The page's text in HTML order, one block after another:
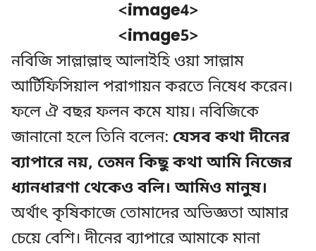
<image4>
<image5>
নবিজি সাল্লাল্লাহু আলাইহি ওয়া সাল্লাম
আর্টিফিসিয়াল পরাগায়ন করতে নিষেধ করেন।
ফলে ঐ বছর ফলন কমে যায়। নবিজিকে
জানানো হলে তিনি বলেন: যেসব কথা দীনের
ব্যাপারে নয়, তেমন কিছু কথা আমি নিজের
ধ্যানধারণা থেকেও বলি। আমিও মানুষ।
অর্থাৎ কৃষিকাজে তোমাদের অভিজ্ঞতা আমার
চেয়ে বেশি। দীনের ব্যাপারে আমাকে মানা